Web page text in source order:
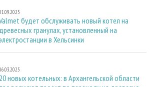
будет обслуживать новый котел на
древесных гранулах, установленный на
в Хельсинки
20 новых котельных: в Архангельской области